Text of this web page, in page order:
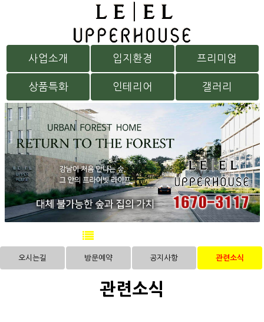
사업소개 입지환경 프리미엄
상품특화 인테리어 갤러리
오시는길 방문예약 공지사항 관련소식
관련소식